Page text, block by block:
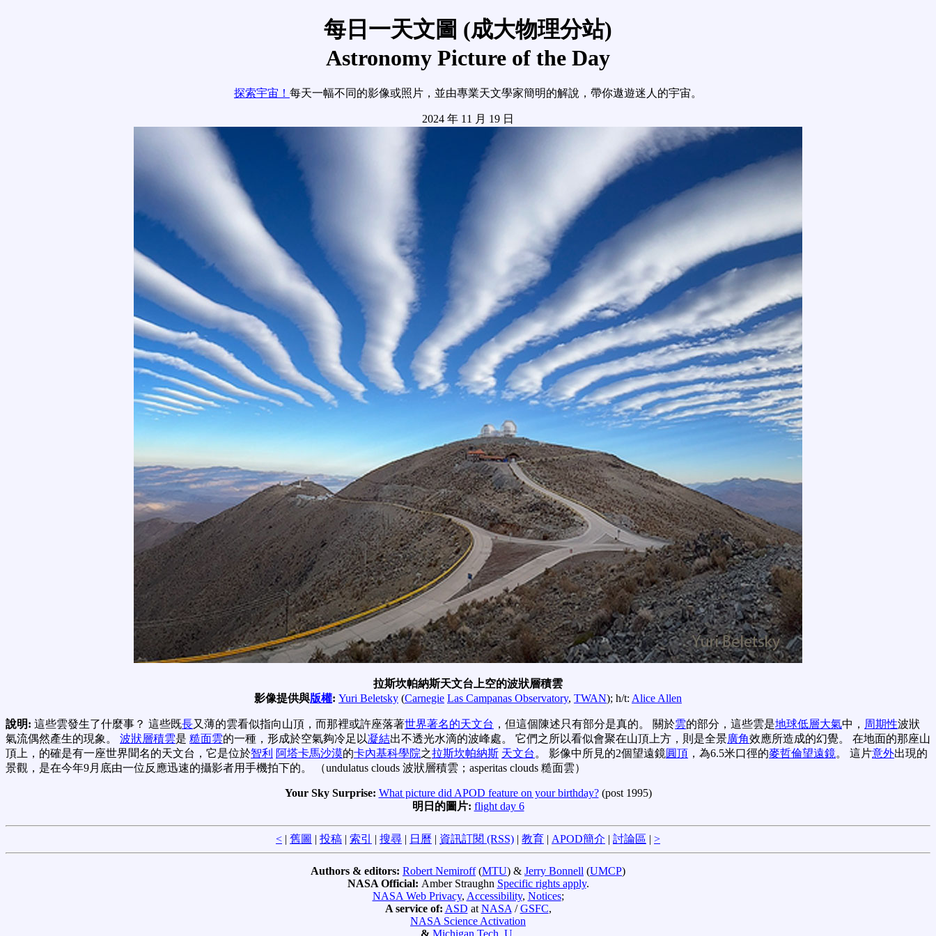
每日一天文圖 (成大物理分站)
Astronomy Picture of the Day
探索宇宙！ 每天一幅不同的影像或照片，並由專業天文學家簡明的解說，帶你遨遊迷人的宇宙。
2024 年 11 月 19 日
拉斯坎帕納斯天文台上空的波狀層積雲
影像提供與版權: Yuri Beletsky (Carnegie Las Campanas Observatory, TWAN); h/t: Alice Allen
說明: 這些雲發生了什麼事？ 這些既長又薄的雲看似指向山頂，而那裡或許座落著世界著名的天文台 ，但這個陳述只有部分是真的。 關於雲的部分，這些雲是地球低層大氣中， 周期性波狀
氣流偶然產生的現象。 波狀層積雲是 糙面雲的一種，形成於空氣夠冷足以凝結出不透光水滴的波峰處。 它們之所以看似會聚在山頂上方，則是全景廣角效應所造成的幻覺。 在地面的那座山
頂上，的確是有一座世界聞名的天文台，它是位於智利 阿塔卡馬沙漠的卡內基科學院之拉斯坎帕納斯 天文台 。 影像中所見的2個望遠鏡圓頂 ，為6.5米口徑的麥哲倫望遠鏡。 這片意外出現的
景觀，是在今年9月底由一位反應迅速的攝影者用手機拍下的。 （undulatus clouds 波狀層積雲；asperitas clouds 糙面雲）
Your Sky Surprise: What picture did APOD feature on your birthday?(post 1995)
明日的圖片: flight day 6
< | 舊圖 | 投稿 | 索引 | 搜尋 | 日曆 | 資訊訂閱 (RSS) | 教育 | APOD簡介 | 討論區 | >
Authors & editors: Robert Nemiroff(MTU) & Jerry Bonnell (UMCP)
NASA Official: Amber Straughn Specific rights apply.
NASA Web Privacy, Accessibility, Notices;
A service of: ASD at NASA /GSFC,
NASA Science Activation
& Michigan Tech. U.